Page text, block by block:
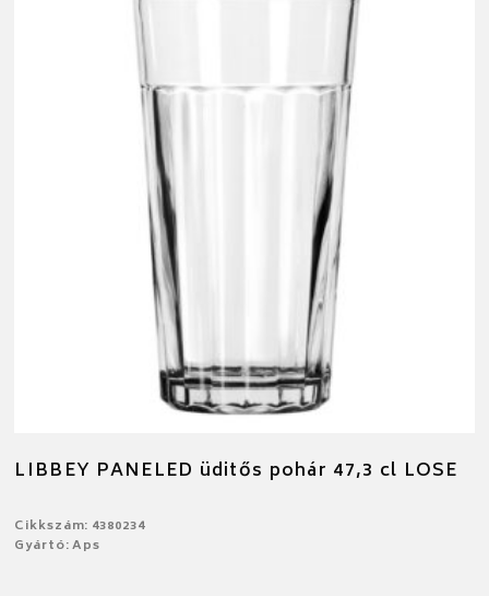
LIBBEY PANELED üditős pohár 47,3 cl LOSE
Cikkszám: 4380234
Gyártó: Aps